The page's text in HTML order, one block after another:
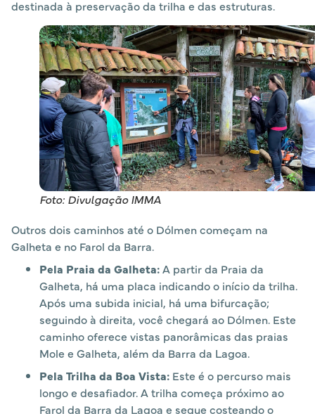
destinada à preservação da trilha e das estruturas.
Foto: Divulgação IMMA
Outros dois caminhos até o Dólmen começam na
Galheta e no Farol da Barra.
Pela Praia da Galheta:A partir da Praia da
Galheta, há uma placa indicando o início da trilha.
Após uma subida inicial, há uma bifurcação;
seguindo à direita, você chegará ao Dólmen. Este
caminho oferece vistas panorâmicas das praias
Mole e Galheta, além da Barra da Lagoa.
Pela Trilha da Boa Vista: Este é o percurso mais
longo e desafiador. A trilha começa próximo ao
Farol da Barra da Lagoa e segue costeando o